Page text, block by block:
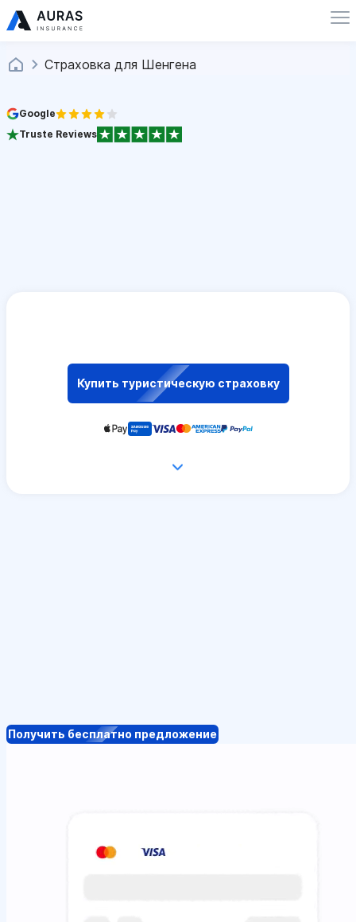
Страховка для Шенгена
Google
Truste Reviews
Купить туристическую страховку
Получить бесплатно предложение